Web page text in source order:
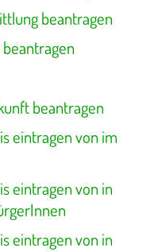
beantragen
beantragen
eintragen von im
eintragen von in
eintragen von in